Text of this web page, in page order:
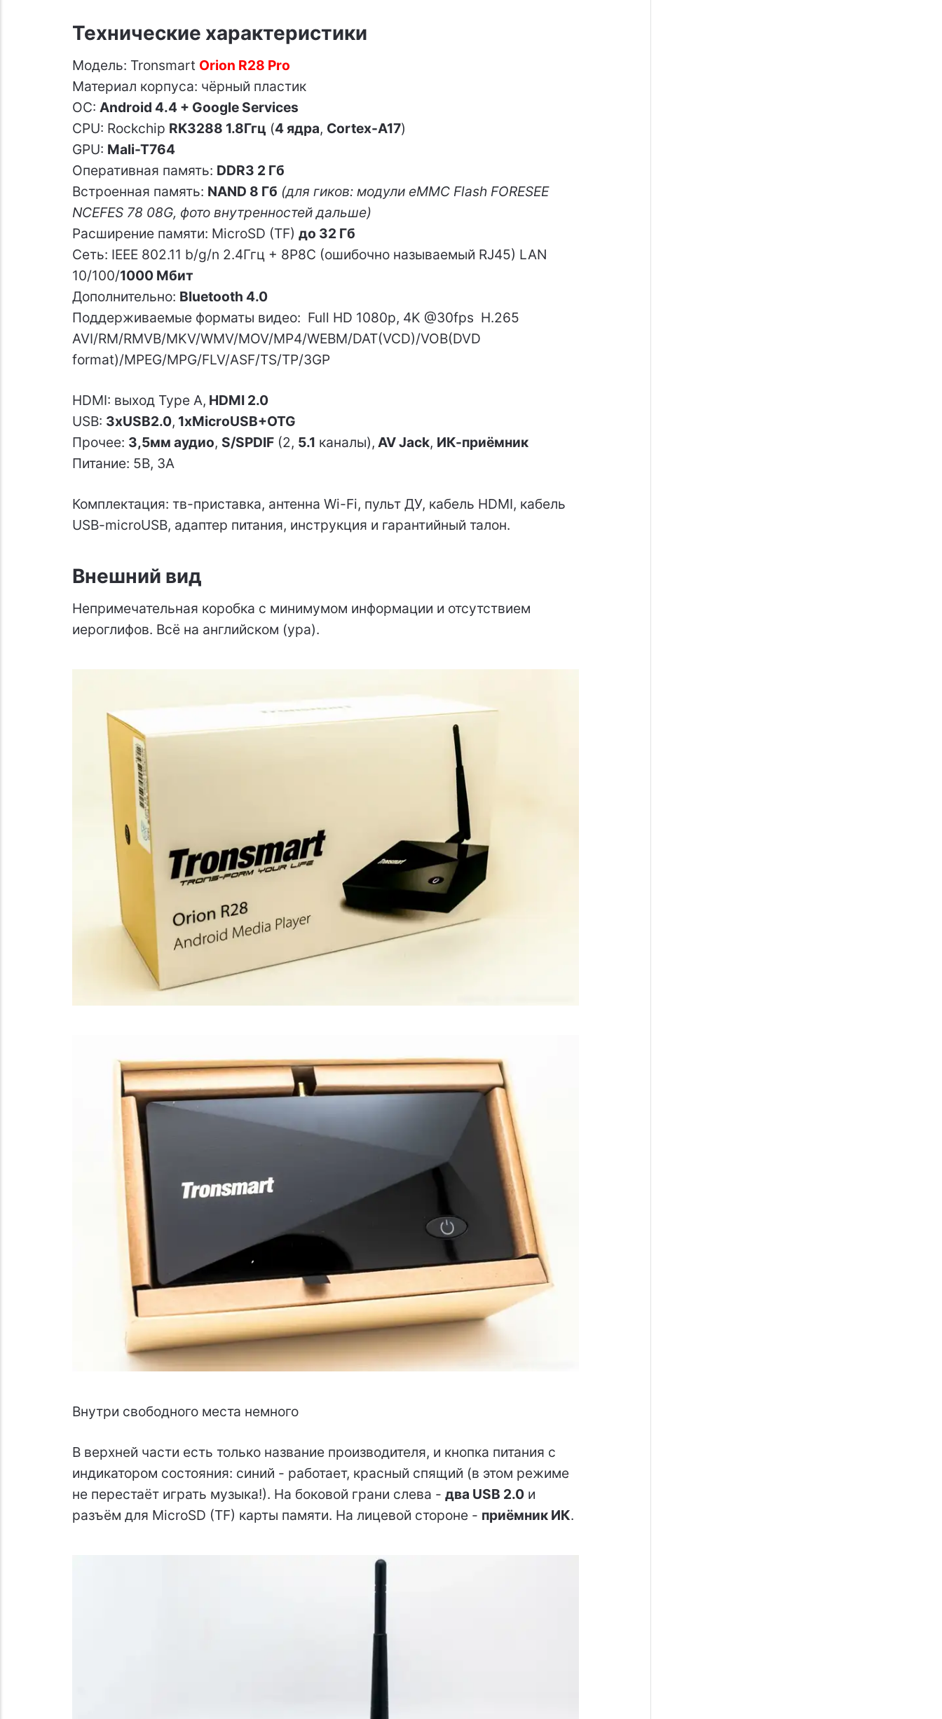
Технические характеристики
Модель: Tronsmart Orion R28 Pro
Материал корпуса: чёрный пластик
ОС: Android 4.4 + Google Services
CPU: Rockchip RK3288 1.8Ггц (4 ядра, Cortex-A17)
GPU: Mali-T764
Оперативная память: DDR3 2 Гб
Встроенная память: NAND 8 Гб (для гиков: модули eMMC Flash FORESEE
NCEFES 78 08G, фото внутренностей дальше)
Расширение памяти: MicroSD (TF) до 32 Гб
Сеть: IEEE 802.11 b/g/n 2.4Ггц + 8P8C (ошибочно называемый RJ45) LAN
10/100/1000 Мбит
Дополнительно: Bluetooth 4.0
Поддерживаемые форматы видео: Full HD 1080p, 4K @30fps H.265
AVI/RM/RMVB/MKV/WMV/MOV/MP4/WEBM/DAT(VCD)/VOB(DVD
format)/MPEG/MPG/FLV/ASF/TS/TP/3GP
HDMI: выход Type A, HDMI 2.0
USB: 3xUSB2.0, 1xMicroUSB+OTG
Прочее: 3,5мм аудио, S/SPDIF(2, 5.1 каналы), AV Jack, ИК-приёмник
Питание: 5В, 3А
Комплектация: тв-приставка, антенна Wi-Fi, пульт ДУ, кабель HDMI, кабель
USB-microUSB, адаптер питания, инструкция и гарантийный талон.
Внешний вид
Непримечательная коробка с минимумом информации и отсутствием
иероглифов. Всё на английском (ура).
Внутри свободного места немного
В верхней части есть только название производителя, и кнопка питания с
индикатором состояния: синий - работает, красный спящий (в этом режиме
не перестаёт играть музыка!). На боковой грани слева - два USB 2.0и
разъём для MicroSD (TF) карты памяти. На лицевой стороне - приёмник ИК.